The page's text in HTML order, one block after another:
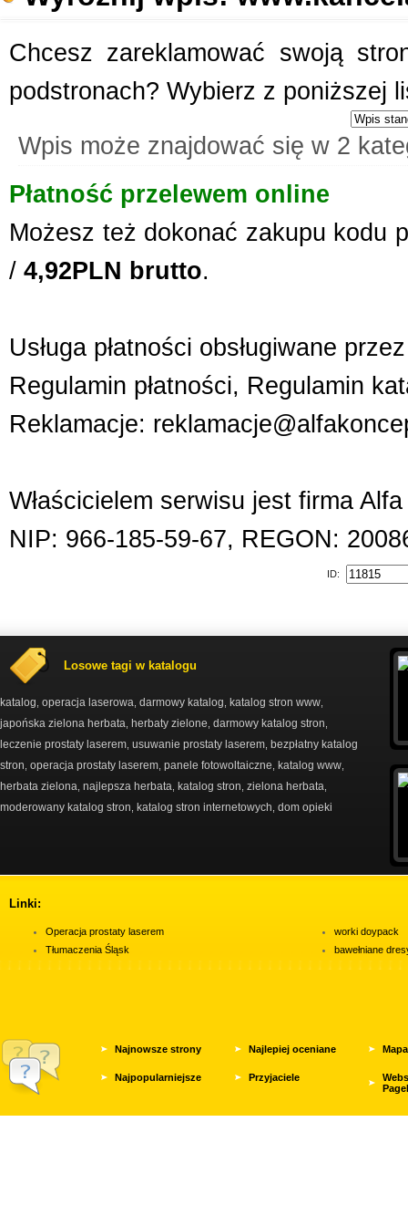
Chcesz zareklamować swoją
podstronach? Wybierz z poniższej
Wpis może znajdować się w 2
Płatność przelewem online
Możesz też dokonać zakupu kodu
/ 4,92PLN brutto.
Usługa płatności obsługiwane
Regulamin płatności, Regulamin
Reklamacje:
Właścicielem serwisu jest firma
NIP: 966-185-59-67, REGON:
ID:
Losowe tagi w katalogu
katalog operacja laserowa darmowy katalog katalog stron www
japońska zielona herbata herbaty zielone darmowy katalog stron
leczenie prostaty laserem usuwanie prostaty laserem bezpłatny katalog
stron operacja prostaty laserem panele fotowoltaiczne katalog www
herbata zielona najlepsza herbata katalog stron zielona herbata
moderowany katalog stron katalog stron internetowych dom opieki
Linki:
Operacja prostaty laserem
Tłumaczenia Śląsk
worki doypack
bawełniane
Najnowsze strony Najlepiej oceniane
Najpopularniejsze Przyjaciele